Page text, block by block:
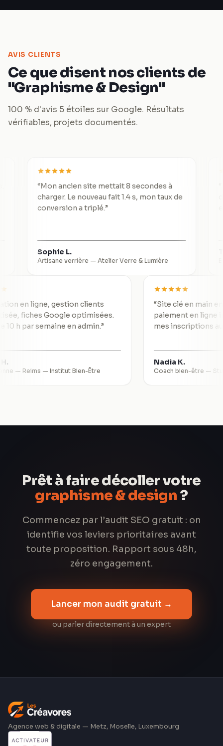
AVIS CLIENTS
Ce que disent nos clients de
"Graphisme & Design"
100 % d'avis 5 étoiles sur Google. Résultats
vérifiables, projets documentés.
Mon ancien site mettait 8 secondes à
charger. Le nouveau fait 1.4 s, mon taux de
conversion a triplé.”
Sophie L.
Artisane verrière—Atelier Verre & Lumière
en ligne, gestion clients
fiches Google optimisées.
gagne 10 h par semaine en admin.
H.
— Reims—Institut Bien-Être
“Site clé en
paiement
mes
Nadia K.
Coach bien-
Prêt à faire décoller votre
graphisme & design ?
Commencez par l’audit SEO gratuit : on
identifie vos leviers prioritaires avant
toute proposition. Rapport sous 48h,
zéro engagement.
Lancer mon audit gratuit →
ou parler directement à un expert
Agence web & digitale — Metz, Moselle, Luxembourg